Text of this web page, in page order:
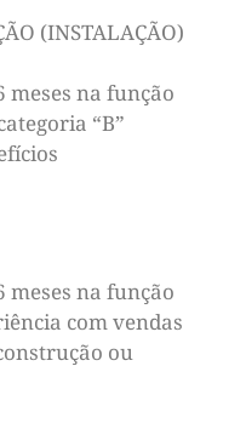
(INSTALAÇÃO)
na função
“B”
na função
com vendas
ou